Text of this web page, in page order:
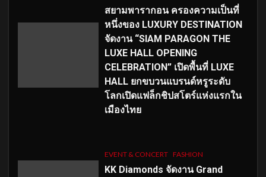
สยามพารากอน ครองความเป็นที่
หนึ่งของ LUXURY DESTINATION
จัดงาน “SIAM PARAGON THE
LUXE HALL OPENING
CELEBRATION” เปิดพื้นที่ LUXE
HALL ยกขบวนแบรนด์หรูระดับ
โลกเปิดแฟล็กชิปสโตร์แห่งแรกใน
เมืองไทย
EVENT & CONCERT FASHION
KK Diamonds จัดงาน Grand